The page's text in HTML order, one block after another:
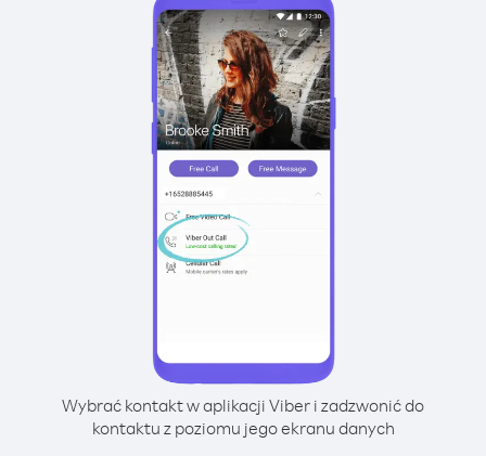
Wybrać kontakt w aplikacji Viber i zadzwonić do
kontaktu z poziomu jego ekranu danych